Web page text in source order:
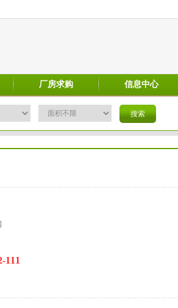
厂房求购 信息中心
111